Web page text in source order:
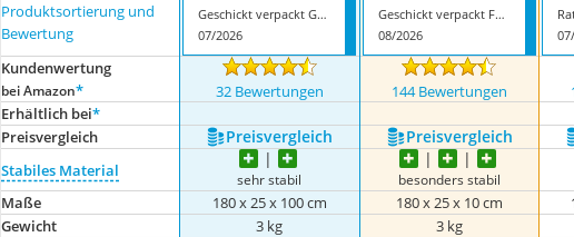
Produktsortierung und
Bewertung
Geschickt verpackt Großer Fahrradkarton/-verpackung
07/2026
Geschickt verpackt Fahrradverpackung
08/2026
Kundenwertung
bei Amazon* 32 Bewertungen 144 Bewertungen
Erhältlich bei*
Preis­vergleich
Preis­vergleich Preis­vergleich
Stabiles Material sehr stabil besonders stabil
Maße 180 x 25 x 100 cm 180 x 25 x 10 cm
Gewicht
3 kg 3 kg